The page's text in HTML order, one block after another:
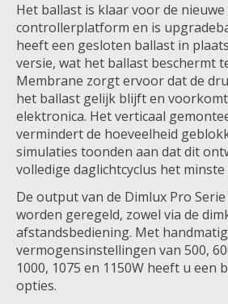
Het ballast is klaar voor de
controllerplatform en is
heeft een gesloten ballast in
versie, wat het ballast beschermt
Membrane zorgt ervoor dat de
het ballast gelijk blijft en
elektronica. Het verticaal
vermindert de hoeveelheid
simulaties toonden aan dat dit
volledige daglichtcyclus het
De output van de Dimlux Pro
worden geregeld, zowel via de
afstandsbediening. Met
vermogensinstellingen van 500,
1000, 1075 en 1150W heeft u een
opties.